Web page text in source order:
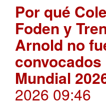
Por qué
Foden y
Arnold no
convocados
Mundial
2026 09:46